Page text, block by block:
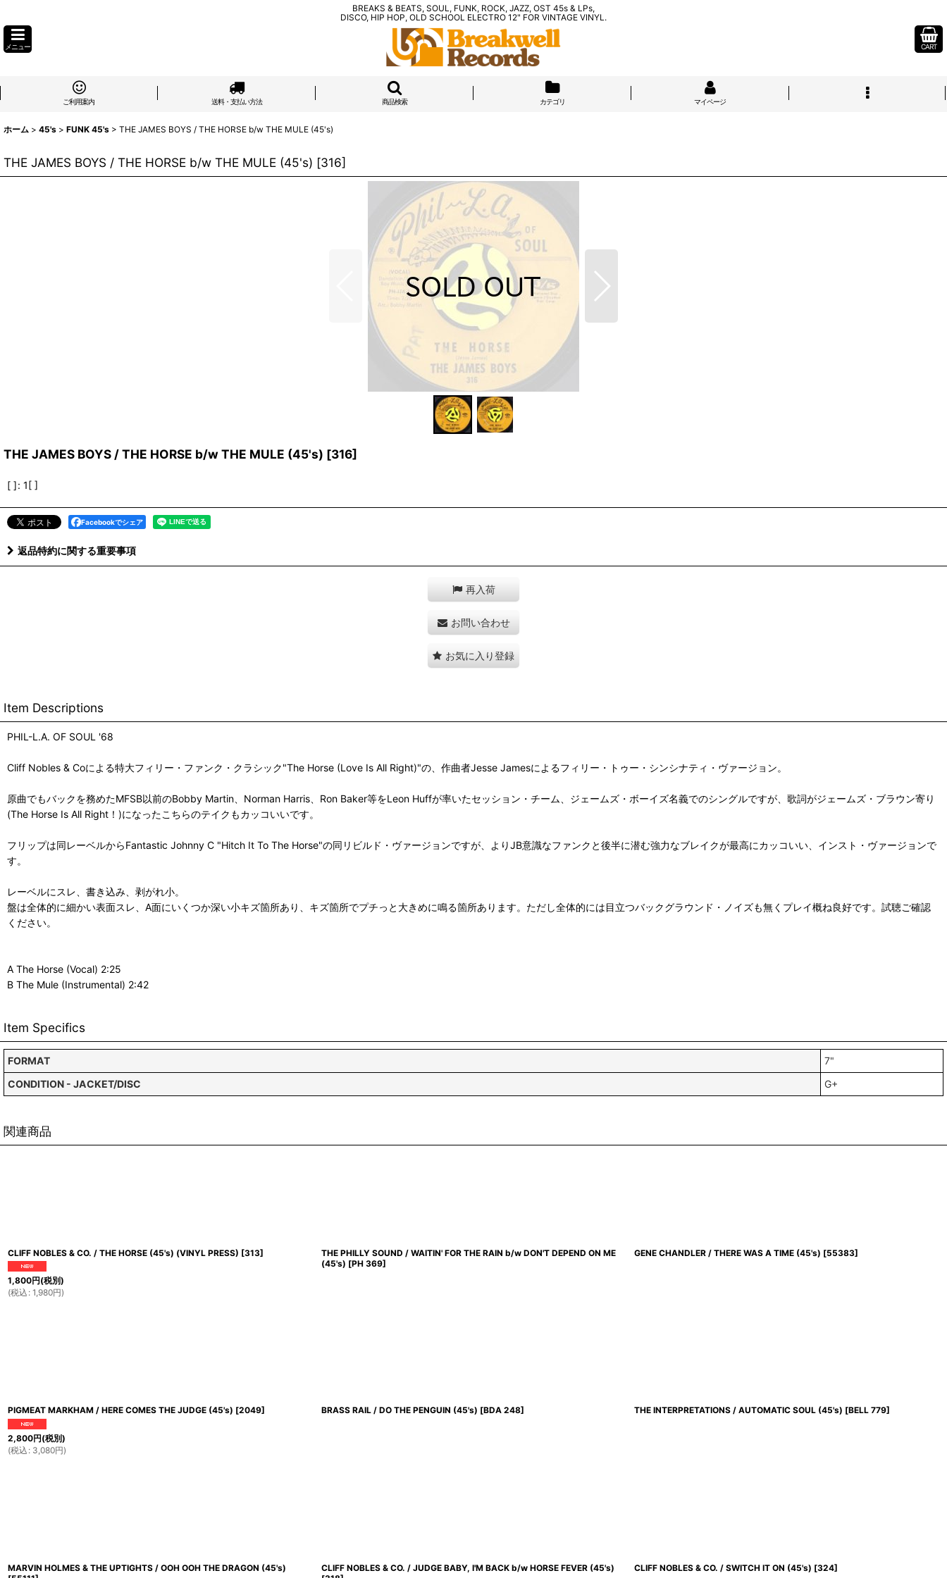
BREAKS & BEATS, SOUL, FUNK, ROCK, JAZZ, OST 45s & LPs,
DISCO, HIP HOP, OLD SCHOOL ELECTRO 12" FOR VINTAGE VINYL.
メニュー CART
ご利用案内 送料・支払い方法 商品検索 カテゴリ マイページ
ホーム > 45's > FUNK 45's > THE JAMES BOYS / THE HORSE b/w THE MULE (45's)
THE JAMES BOYS / THE HORSE b/w THE MULE (45's) [316]
THE JAMES BOYS / THE HORSE b/w THE MULE (45's) [316]
[ ]: 1[ ]
Facebookでシェア
返品特約に関する重要事項
再入荷
お問い合わせ
お気に入り登録
Item Descriptions
PHIL-L.A. OF SOUL '68
Cliff Nobles & Coによる特大フィリー・ファンク・クラシック"The Horse (Love Is All Right)"の、作曲者Jesse Jamesによるフィリー・トゥー・シンシナティ・ヴァージョン。
原曲でもバックを務めたMFSB以前のBobby Martin、Norman Harris、Ron Baker等をLeon Huffが率いたセッション・チーム、ジェームズ・ボーイズ名義でのシングルですが、歌詞がジェームズ・ブラウン寄り
(The Horse Is All Right！)になったこちらのテイクもカッコいいです。
フリップは同レーベルからFantastic Johnny C "Hitch It To The Horse"の同リビルド・ヴァージョンですが、よりJB意識なファンクと後半に潜む強力なブレイクが最高にカッコいい、インスト・ヴァージョンで
す。
レーベルにスレ、書き込み、剥がれ小。
盤は全体的に細かい表面スレ、A面にいくつか深い小キズ箇所あり、キズ箇所でプチっと大きめに鳴る箇所あります。ただし全体的には目立つバックグラウンド・ノイズも無くプレイ概ね良好です。試聴ご確認
ください。
A The Horse (Vocal) 2:25
B The Mule (Instrumental) 2:42
Item Specifics
FORMAT
7"
CONDITION - JACKET/DISC
G+
関連商品
CLIFF NOBLES & CO. / THE HORSE (45's) (VINYL PRESS) [313]
1,800円(税別)
(税込 : 1,980円)
THE PHILLY SOUND / WAITIN' FOR THE RAIN b/w DON'T DEPEND ON ME
(45's) [PH 369]
GENE CHANDLER / THERE WAS A TIME (45's) [55383]
PIGMEAT MARKHAM / HERE COMES THE JUDGE (45's) [2049]
2,800円(税別)
(税込 : 3,080円)
BRASS RAIL / DO THE PENGUIN (45's) [BDA 248] THE INTERPRETATIONS / AUTOMATIC SOUL (45's) [BELL 779]
MARVIN HOLMES & THE UPTIGHTS / OOH OOH THE DRAGON (45's)
CLIFF NOBLES & CO. / JUDGE BABY, I'M BACK b/w HORSE FEVER (45's)
CLIFF NOBLES & CO. / SWITCH IT ON (45's) [324]